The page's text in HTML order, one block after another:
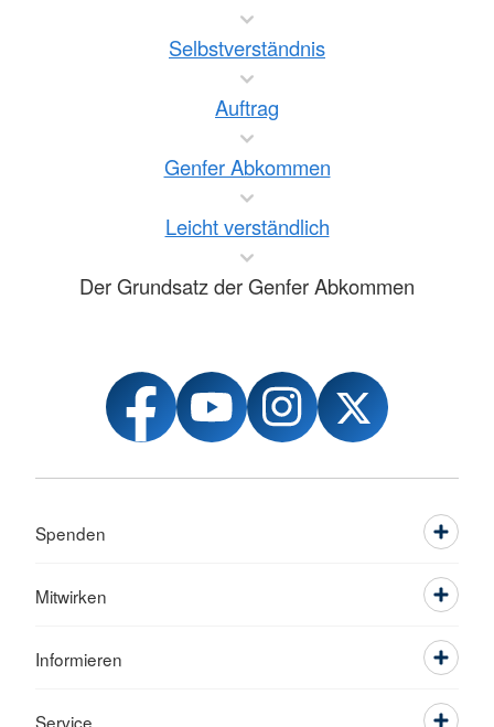
Selbstverständnis
Auftrag
Genfer Abkommen
Leicht verständlich
Der Grundsatz der Genfer Abkommen
Spenden
Mitwirken
Informieren
Service